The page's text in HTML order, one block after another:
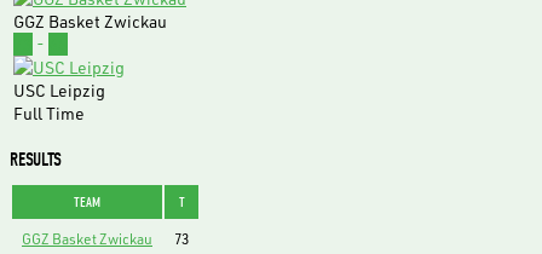
GGZ Basket Zwickau
-
USC Leipzig
Full Time
RESULTS
TEAM T
GGZ Basket Zwickau
73